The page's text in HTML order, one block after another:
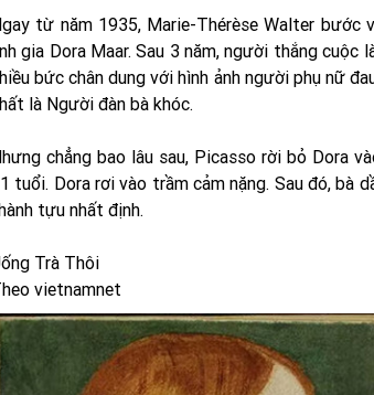
từ năm 1935, Marie-Thérèse Walter bước
gia Dora Maar. Sau 3 năm, người thắng
bức chân dung với hình ảnh người phụ nữ
là Người đàn bà khóc.
chẳng bao lâu sau, Picasso rời bỏ Dora
tuổi. Dora rơi vào trầm cảm nặng. Sau đó, bà
tựu nhất định.
Trà Thôi
vietnamnet